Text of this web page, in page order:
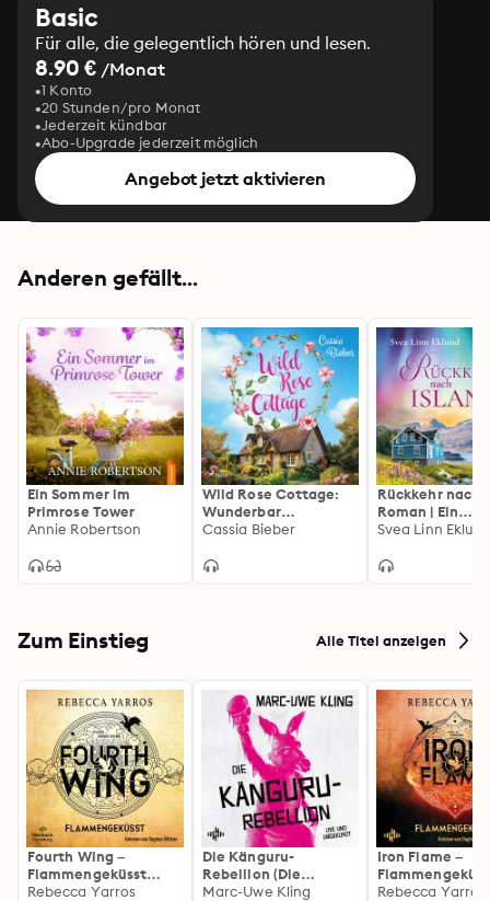
Basic
Für alle, die gelegentlich hören und lesen.
8.90 € /Monat
1 Konto
20 Stunden/pro Monat
Jederzeit kündbar
Abo-Upgrade jederzeit möglich
Angebot jetzt aktivieren
Anderen gefällt...
Ein Sommer im
Primrose Tower
Annie Robertson
Wild Rose Cottage:
Wunderbar
romantische Single-
traumhaften Kulisse
Cassia Bieber
Rückkehr nach
Roman | Ein
gefühlvoller
Islands
Svea Linn
Zum Einstieg Alle Titel anzeigen
Fourth Wing –
Flammengeküsst
(Flammengeküsst-
Rebecca Yarros
Die Känguru-
Rebellion (Die
Känguru-Werke 5)
Marc-Uwe Kling
Iron Flame –
Rebecca Yarros